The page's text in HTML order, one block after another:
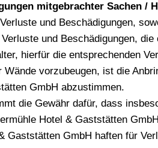
mitgebrachter Sachen /
und Beschädigungen,
und Beschädigungen,
hierfür die entsprechenden
Wände vorzubeugen, ist die
GmbH abzustimmen.
die Gewähr dafür, dass
Hotel & Gaststätten
Gaststätten GmbH haften für